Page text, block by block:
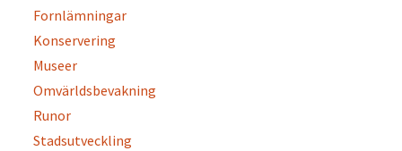
Fornlämningar
Konservering
Museer
Omvärldsbevakning
Runor
Stadsutveckling